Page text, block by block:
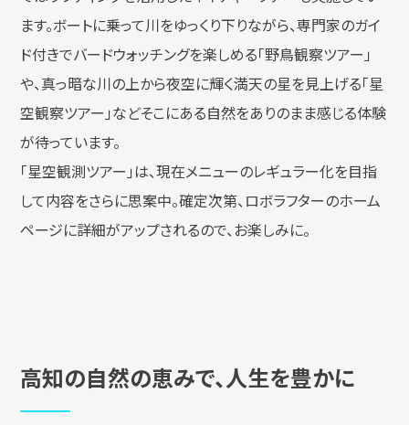
ます。ボートに乗って川をゆっくり下りながら、専門家のガイ
ド付きでバードウォッチングを楽しめる「野鳥観察ツアー」
や、真っ暗な川の上から夜空に輝く満天の星を見上げる「星
空観察ツアー」などそこにある自然をありのまま感じる体験
が待っています。
「星空観測ツアー」は、現在メニューのレギュラー化を目指
して内容をさらに思案中。確定次第、ロボラフターのホーム
ページに詳細がアップされるので、お楽しみに。
高知の自然の恵みで、人生を豊かに